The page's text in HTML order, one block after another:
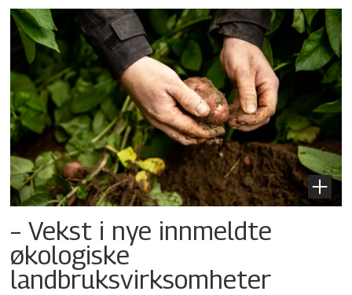
– Vekst i nye innmeldte
økologiske
landbruksvirksomheter